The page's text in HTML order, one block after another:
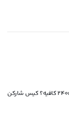
برای پردازنده جدید amd 9700x مدل ۲۴۰ml کافیه؟ کیس شارکن